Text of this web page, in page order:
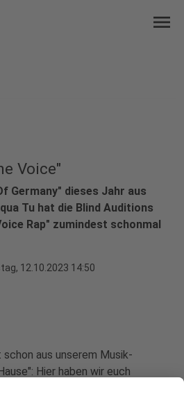
menu
Voice"
Germany" dieses Jahr aus
Tu hat die Blind Auditions
Rap" zumindest schonmal
12.10.2023 14:50
aus unserem Musik-
Hier haben wir euch
Hauke, wie Equa Tu im
vorgestellt. Jetzt probiert